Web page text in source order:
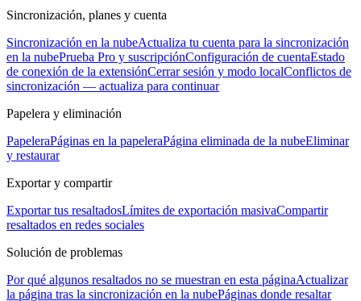
Sincronización, planes y cuenta
Sincronización en la nubeActualiza tu cuenta para la sincronización
en la nubePrueba Pro y suscripciónConfiguración de cuentaEstado
de conexión de la extensiónCerrar sesión y modo localConflictos de
sincronización — actualiza para continuar
Papelera y eliminación
PapeleraPáginas en la papeleraPágina eliminada de la nubeEliminar
y restaurar
Exportar y compartir
Exportar tus resaltadosLímites de exportación masivaCompartir
resaltados en redes sociales
Solución de problemas
Por qué algunos resaltados no se muestran en esta páginaActualizar
la página tras la sincronización en la nubePáginas donde resaltar